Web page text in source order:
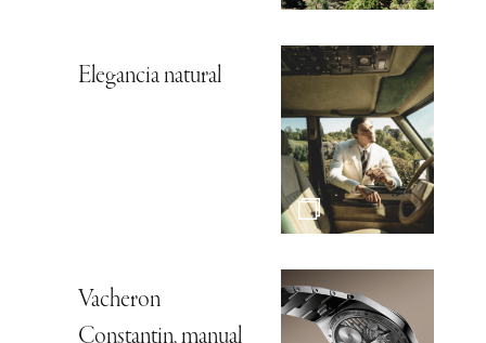
Elegancia natural
Vacheron